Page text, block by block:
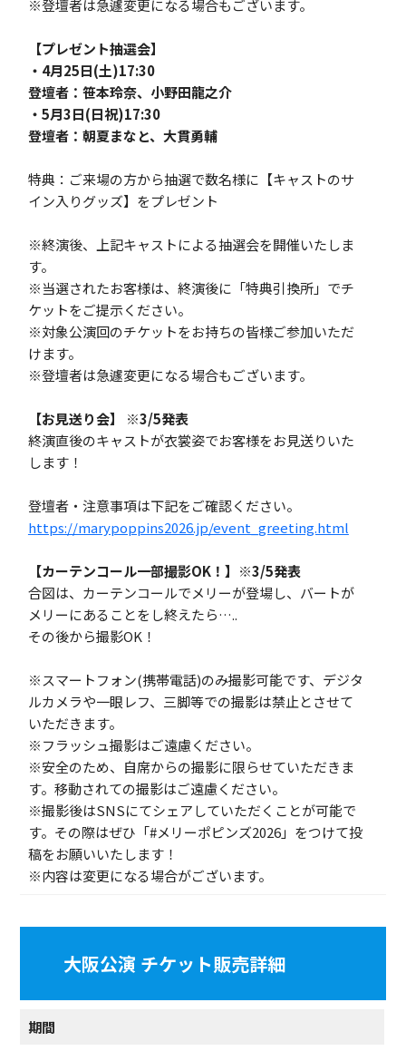
※登壇者は急遽変更になる場合もございます。
【プレゼント抽選会】
・4月25日(土)17:30
登壇者：笹本玲奈、小野田龍之介
・5月3日(日祝)17:30
登壇者：朝夏まなと、大貫勇輔
特典：ご来場の方から抽選で数名様に【キャストのサ
イン入りグッズ】をプレゼント
※終演後、上記キャストによる抽選会を開催いたしま
す。
※当選されたお客様は、終演後に「特典引換所」でチ
ケットをご提示ください。
※対象公演回のチケットをお持ちの皆様ご参加いただ
けます。
※登壇者は急遽変更になる場合もございます。
【お見送り会】 ※3/5発表
終演直後のキャストが衣裳姿でお客様をお見送りいた
します！
登壇者・注意事項は下記をご確認ください。
https://marypoppins2026.jp/event_greeting.html
【カーテンコール一部撮影OK！】※3/5発表
合図は、カーテンコールでメリーが登場し、バートが
メリーにあることをし終えたら…..
その後から撮影OK！
※スマートフォン(携帯電話)のみ撮影可能です、デジタ
ルカメラや一眼レフ、三脚等での撮影は禁止とさせて
いただきます。
※フラッシュ撮影はご遠慮ください。
※安全のため、自席からの撮影に限らせていただきま
す。移動されての撮影はご遠慮ください。
※撮影後はSNSにてシェアしていただくことが可能で
す。その際はぜひ「#メリーポピンズ2026」をつけて投
稿をお願いいたします！
※内容は変更になる場合がございます。
大阪公演 チケット販売詳細
期間